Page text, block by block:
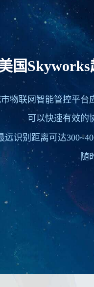
国
物联网智能管控平台
可以快速有效的
远识别距离可达
随